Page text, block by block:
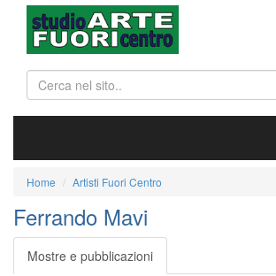
Home Artisti Fuori Centro
Ferrando Mavi
Mostre e pubblicazioni